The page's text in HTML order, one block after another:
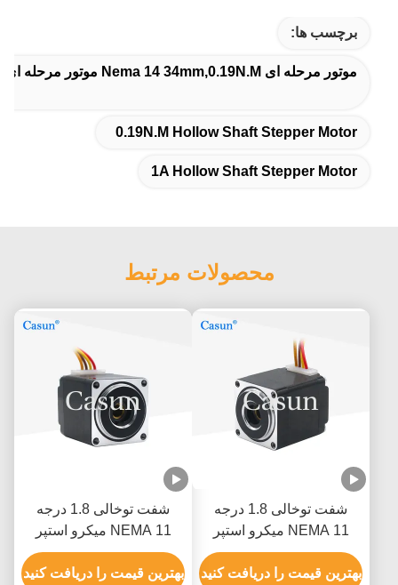
برچسب ها:
موتور مرحله ای Nema 14 34mm,0.19N.M موتور مرحله ای گودال خالی,1A موتور مرحله ای گودال خالی
0.19N.M Hollow Shaft Stepper Motor
1A Hollow Shaft Stepper Motor
محصولات مرتبط
شفت توخالی 1.8 درجه
NEMA 11 میکرو استپر
موتور برای دوربین ربات
ماشین پزشکی
بهترین قیمت را دریافت کنید
شفت توخالی 1.8 درجه
NEMA 11 میکرو استپر
موتور برای دوربین ربات
ماشین پزشکی
بهترین قیمت را دریافت کنید